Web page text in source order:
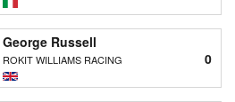
George Russell
ROKIT WILLIAMS RACING 0